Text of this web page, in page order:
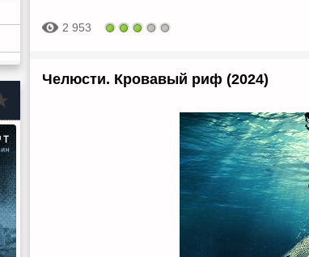
2 953
Челюсти. Кровавый риф (2024)